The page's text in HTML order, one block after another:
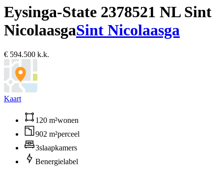
Eysinga-State 2378521 NL Sint
NicolaasgaSint Nicolaasga
€ 594.500 k.k.
Kaart
120 m²wonen
902 m²perceel
3slaapkamers
Benergielabel